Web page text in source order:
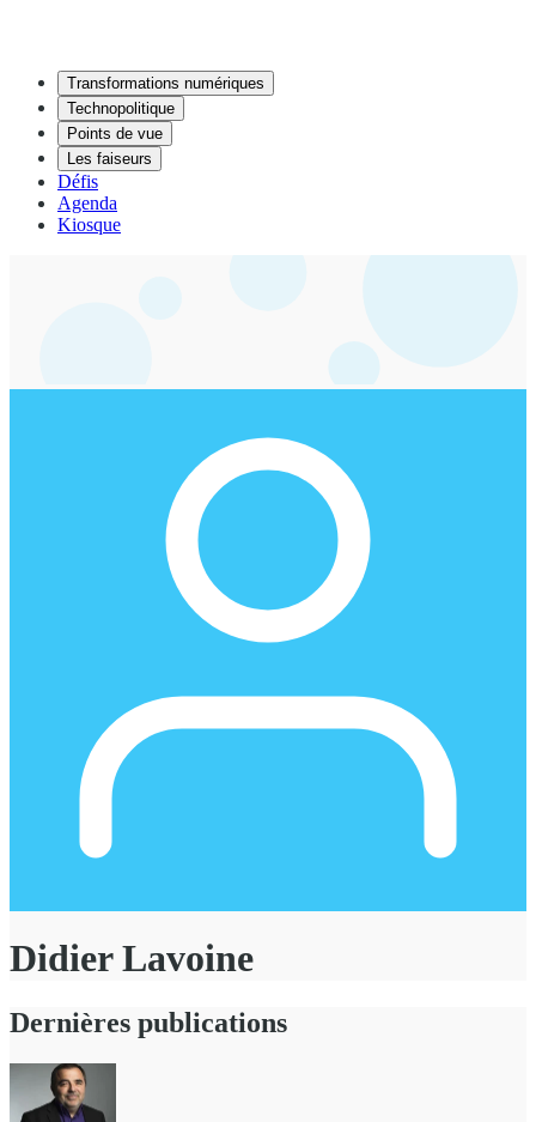
Transformations numériques
Technopolitique
Points de vue
Les faiseurs
Défis
Agenda
Kiosque
Didier Lavoine
Dernières publications